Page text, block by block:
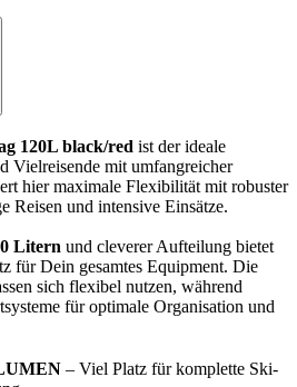
120L black/red ist der ideale
Vielreisende mit umfangreicher
hier maximale Flexibilität mit robuster
Reisen und intensive Einsätze.
Litern und cleverer Aufteilung bietet
für Dein gesamtes Equipment. Die
sich flexibel nutzen, während
für optimale Organisation und
– Viel Platz für komplette Ski-